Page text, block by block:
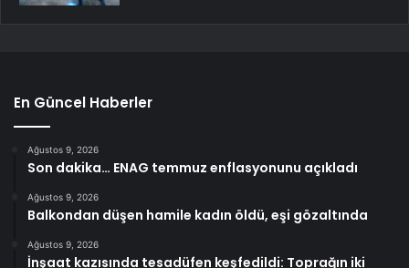
En Güncel Haberler
Ağustos 9, 2026
Son dakika… ENAG temmuz enflasyonunu açıkladı
Ağustos 9, 2026
Balkondan düşen hamile kadın öldü, eşi gözaltında
Ağustos 9, 2026
İnşaat kazısında tesadüfen keşfedildi: Toprağın iki